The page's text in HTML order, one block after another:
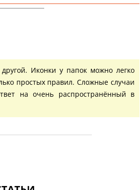
Иконки у папок можно легко
простых правил. Сложные случаи
на очень распространённый в